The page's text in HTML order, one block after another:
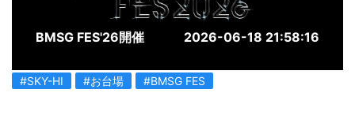
BMSG FES'26開催 2026-06-18 21:58:16
#SKY-HI #お台場 #BMSG FES